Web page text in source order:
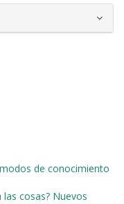
de conocimiento
cosas? Nuevos